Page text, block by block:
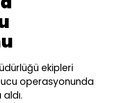
ekipleri
operasyonunda